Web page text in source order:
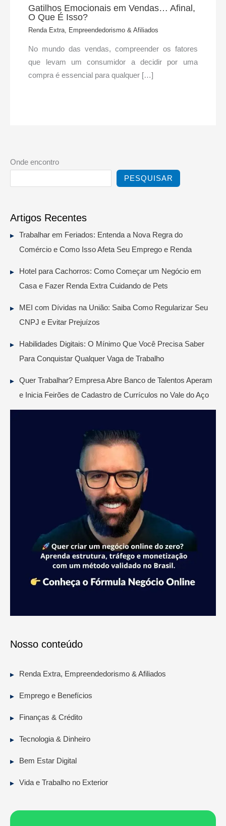
Gatilhos Emocionais em Vendas… Afinal,
O Que É Isso?
Renda Extra, Empreendedorismo & Afiliados
No mundo das vendas, compreender os fatores
que levam um consumidor a decidir por uma
compra é essencial para qualquer […]
Onde encontro
PESQUISAR
Artigos Recentes
Trabalhar em Feriados: Entenda a Nova Regra do
Comércio e Como Isso Afeta Seu Emprego e Renda
Hotel para Cachorros: Como Começar um Negócio em
Casa e Fazer Renda Extra Cuidando de Pets
MEI com Dívidas na União: Saiba Como Regularizar Seu
CNPJ e Evitar Prejuízos
Habilidades Digitais: O Mínimo Que Você Precisa Saber
Para Conquistar Qualquer Vaga de Trabalho
Quer Trabalhar? Empresa Abre Banco de Talentos Aperam
e Inicia Feirões de Cadastro de Currículos no Vale do Aço
Nosso conteúdo
Renda Extra, Empreendedorismo & Afiliados
Emprego e Benefícios
Finanças & Crédito
Tecnologia & Dinheiro
Bem Estar Digital
Vida e Trabalho no Exterior